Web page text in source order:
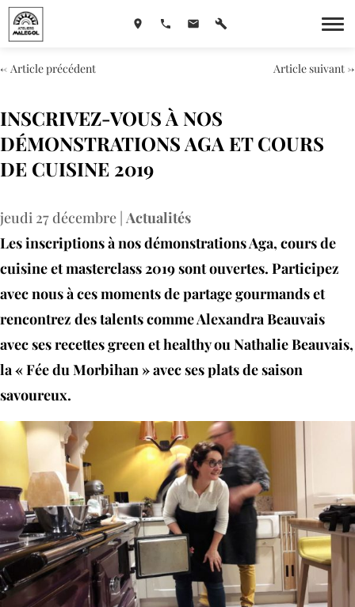
← Article précédent Article suivant →
INSCRIVEZ-VOUS À NOS
DÉMONSTRATIONS AGA ET COURS
DE CUISINE 2019
jeudi 27 décembre | Actualités
Les inscriptions à nos démonstrations Aga, cours de
cuisine et masterclass 2019 sont ouvertes. Participez
avec nous à ces moments de partage gourmands et
rencontrez des talents comme Alexandra Beauvais
avec ses recettes green et healthy ou Nathalie Beauvais,
la « Fée du Morbihan » avec ses plats de saison
savoureux.